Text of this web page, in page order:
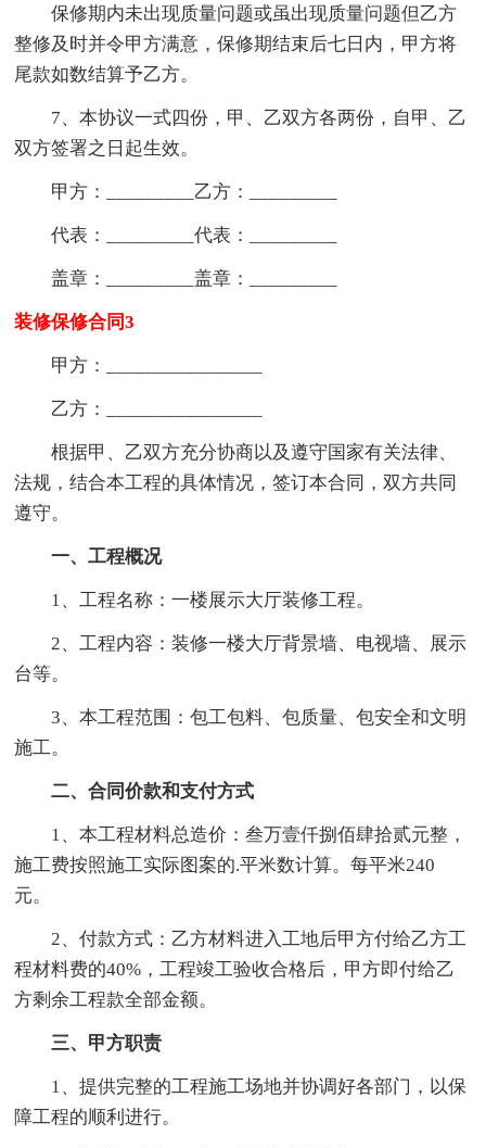
保修期内未出现质量问题或虽出现质量问题但乙方
整修及时并令甲方满意，保修期结束后七日内，甲方将
尾款如数结算予乙方。
7、本协议一式四份，甲、乙双方各两份，自甲、乙
双方签署之日起生效。
甲方：_________乙方：_________
代表：_________代表：_________
盖章：_________盖章：_________
装修保修合同3
甲方：________________
乙方：________________
根据甲、乙双方充分协商以及遵守国家有关法律、
法规，结合本工程的具体情况，签订本合同，双方共同
遵守。
一、工程概况
1、工程名称：一楼展示大厅装修工程。
2、工程内容：装修一楼大厅背景墙、电视墙、展示
台等。
3、本工程范围：包工包料、包质量、包安全和文明
施工。
二、合同价款和支付方式
1、本工程材料总造价：叁万壹仟捌佰肆拾贰元整，
施工费按照施工实际图案的.平米数计算。每平米240
元。
2、付款方式：乙方材料进入工地后甲方付给乙方工
程材料费的40%，工程竣工验收合格后，甲方即付给乙
方剩余工程款全部金额。
三、甲方职责
1、提供完整的工程施工场地并协调好各部门，以保
障工程的顺利进行。